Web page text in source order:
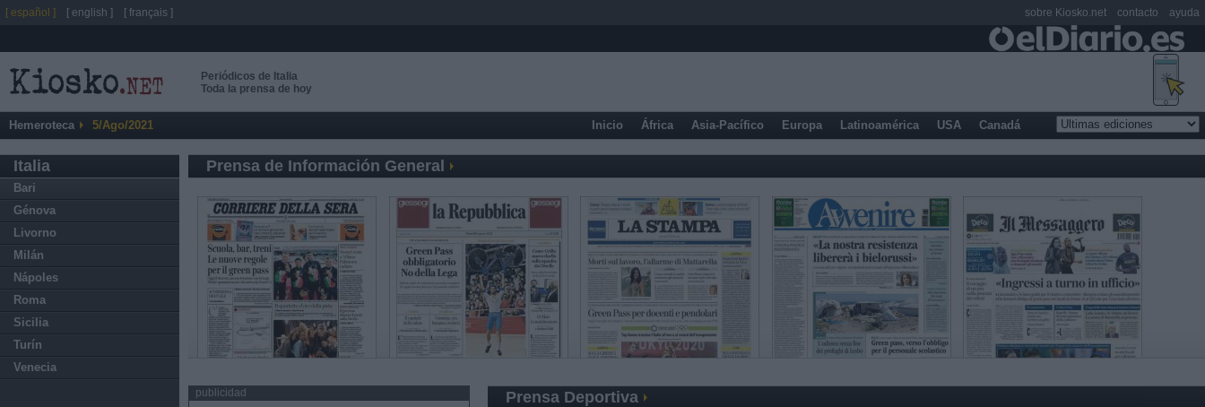
Periódicos de Italia
Toda la prensa de hoy
Hemeroteca 5/Ago/2021 Inicio África Asia-Pacífico Europa Latinoamérica USA Canadá
Italia
Bari
Génova
Livorno
Milán
Nápoles
Roma
Sicilia
Turín
Venecia
Prensa de Información General
publicidad Prensa Deportiva
[ español ] [ english ] [ français ] sobre Kiosko.net contacto ayuda